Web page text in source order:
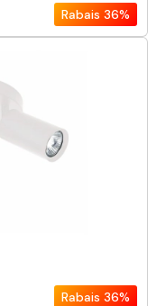
Rabais 36%
Rabais 36%